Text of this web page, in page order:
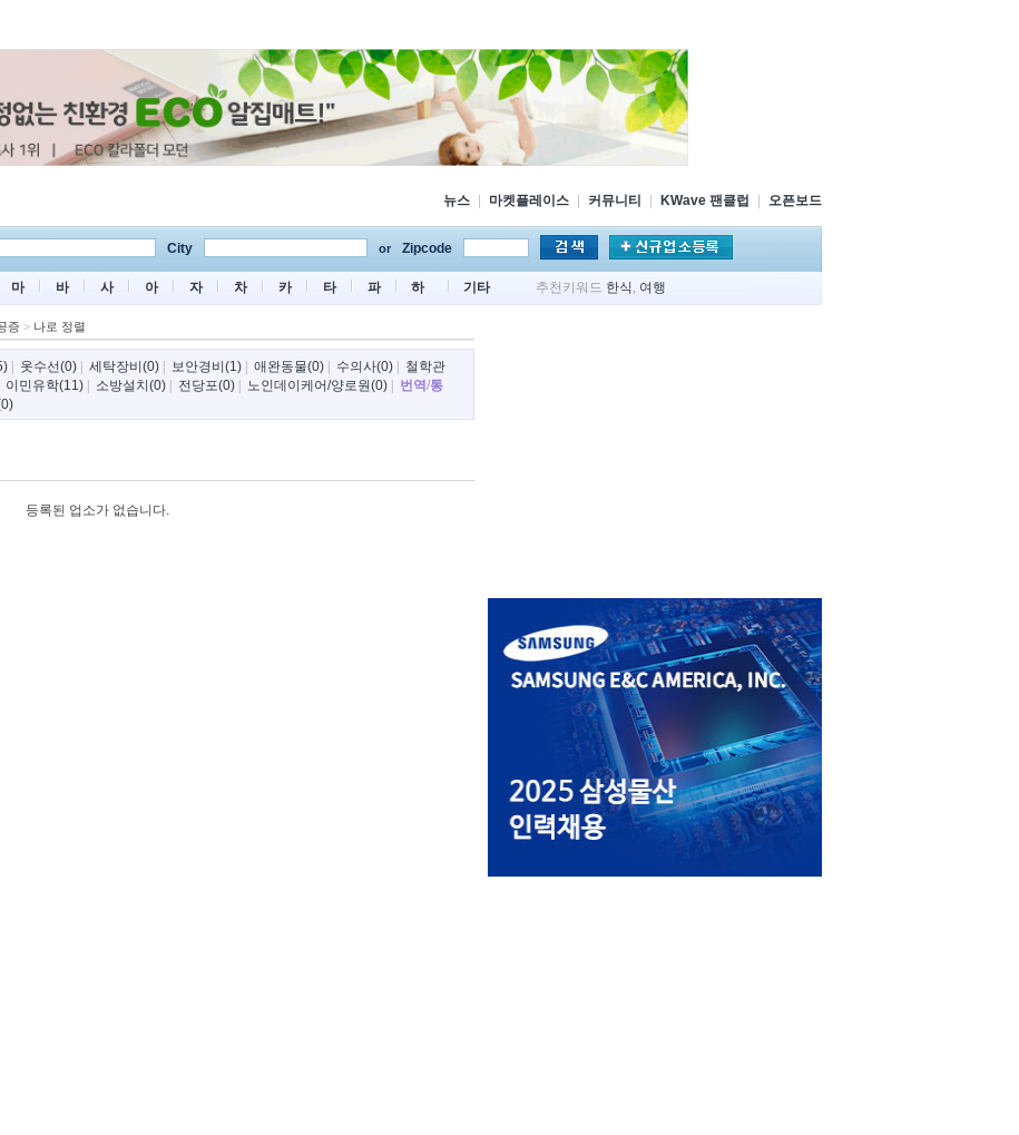
뉴스 마켓플레이스 커뮤니티 KWave 팬클럽 오픈보드
City or Zipcode
마 바 사 아 자 차 카 타 파 하 기타 추천키워드 한식 , 여행
증 > 나로 정렬
옷수선(0) 세탁장비(0) 보안경비(1) 애완동물(0) 수의사(0)
철학관
이민유학(11) 소방설치(0) 전당포(0) 노인데이케어/양로원(0)
번역/통
등록된 업소가 없습니다.